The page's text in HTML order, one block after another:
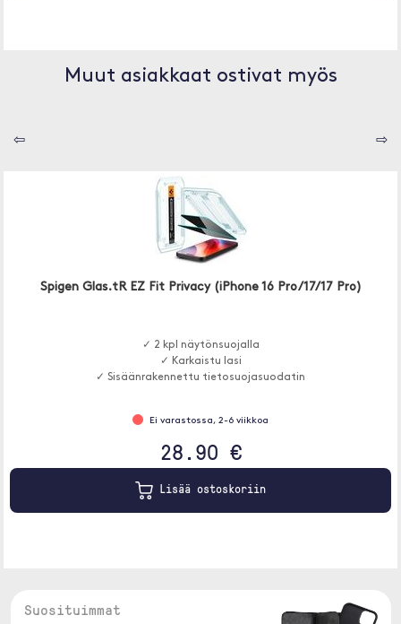
Muut asiakkaat ostivat myös
⇦ ⇨
Spigen Glas.tR EZ Fit Privacy (iPhone 16 Pro/17/17 Pro)
✓ 2 kpl näytönsuojalla
✓ Karkaistu lasi
✓ Sisäänrakennettu tietosuojasuodatin
Ei varastossa, 2-6 viikkoa
28.90 €
Lisää ostoskoriin
Suosituimmat